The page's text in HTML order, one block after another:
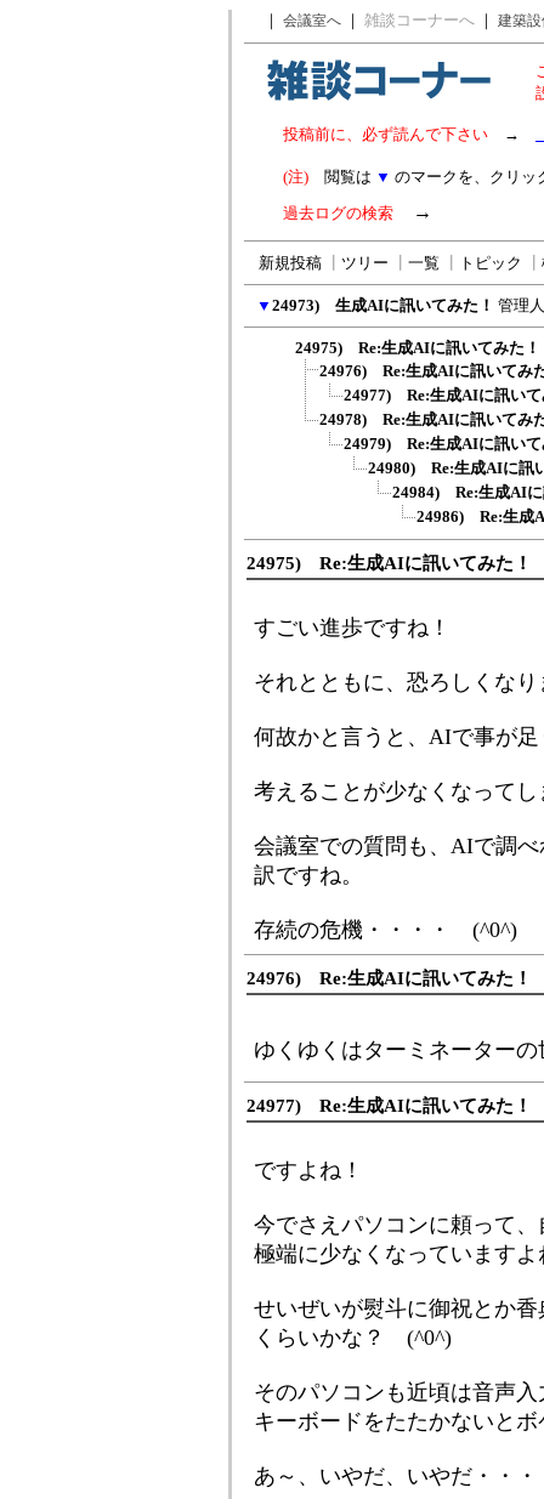
｜ 会議室へ ｜ 雑談コーナーへ ｜ 建築
投稿前に、必ず読んで下さい →
(注) 閲覧は ▼ のマークを、クリッ
過去ログの検索 →
新規投稿 ツリー 一覧 トピック
▼ 24973) 生成AIに訊いてみた！ 管理
24975) Re:生成AIに訊いてみた！
24976) Re:生成AIに訊いてみ
24977) Re:生成AIに訊いて
24978) Re:生成AIに訊いてみ
24979) Re:生成AIに訊いて
24980) Re:生成AIに訊
24984) Re:生成AIに
24986) Re:生成
24975) Re:生成AIに訊いてみた！
すごい進歩ですね！
それとともに、恐ろしくなり
何故かと言うと、AIで事が
考えることが少なくなって
会議室での質問も、AIで調
訳ですね。
存続の危機・・・・ (^0^)
24976) Re:生成AIに訊いてみた！
ゆくゆくはターミネーター
24977) Re:生成AIに訊いてみた！
ですよね！
今でさえパソコンに頼って
極端に少なくなっていますよ
せいぜいが熨斗に御祝とか
くらいかな？ (^0^)
そのパソコンも近頃は音声
キーボードをたたかないと
あ～、いやだ、いやだ・・・